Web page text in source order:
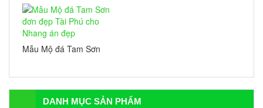
Mẫu Mộ đá Tam Sơn
DANH MỤC SẢN PHẨM